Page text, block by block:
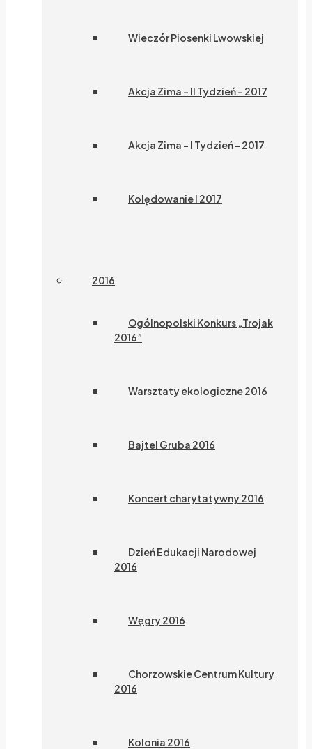
Wieczór Piosenki Lwowskiej
Akcja Zima – II Tydzień – 2017
Akcja Zima – I Tydzień – 2017
Kolędowanie I 2017
2016
Ogólnopolski Konkurs „Trojak
2016”
Warsztaty ekologiczne 2016
Bajtel Gruba 2016
Koncert charytatywny 2016
Dzień Edukacji Narodowej
2016
Węgry 2016
Chorzowskie Centrum Kultury
2016
Kolonia 2016